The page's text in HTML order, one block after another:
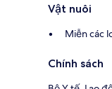
Vật nuôi
Miễn các
Chính sách